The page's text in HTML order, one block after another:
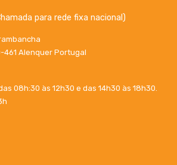
para rede fixa nacional)
461 Alenquer Portugal
08h:30 às 12h30 e das 14h30 às 18h30.